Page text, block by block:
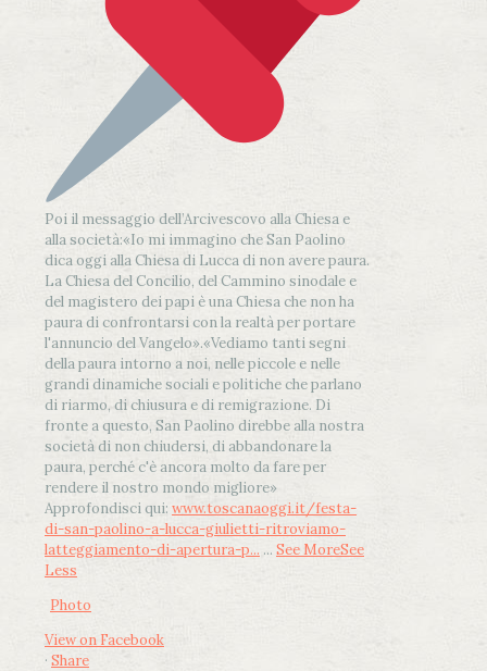
Poi il messaggio dell’Arcivescovo alla Chiesa e
alla società:«Io mi immagino che San Paolino
dica oggi alla Chiesa di Lucca di non avere paura.
La Chiesa del Concilio, del Cammino sinodale e
del magistero dei papi è una Chiesa che non ha
paura di confrontarsi con la realtà per portare
l'annuncio del Vangelo».«Vediamo tanti segni
della paura intorno a noi, nelle piccole e nelle
grandi dinamiche sociali e politiche che parlano
di riarmo, di chiusura e di remigrazione. Di
fronte a questo, San Paolino direbbe alla nostra
società di non chiudersi, di abbandonare la
paura, perché c'è ancora molto da fare per
rendere il nostro mondo migliore»
Approfondisci qui: www.toscanaoggi.it/festa-
di-san-paolino-a-lucca-giulietti-ritroviamo-
latteggiamento-di-apertura-p... ... See MoreSee
Less
Photo
View on Facebook
· Share